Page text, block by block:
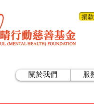
捐
關於我們 服